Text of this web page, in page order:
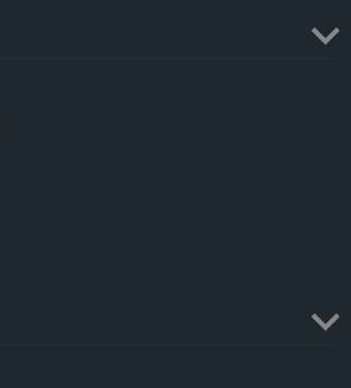
botland.com.pl
botland.com.pl